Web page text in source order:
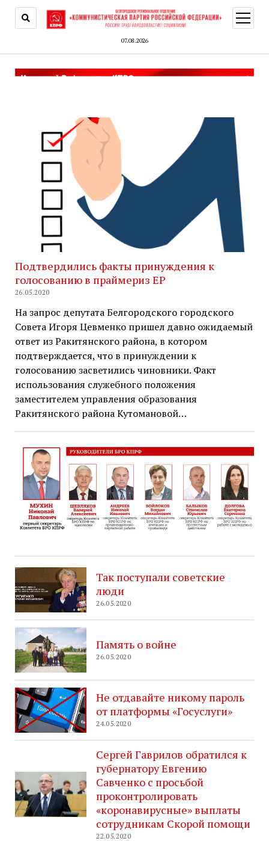
07.08.2026
меню
Белгородское
региональное
отделение
КПРФ
Подтвердились факты принуждения к
голосованию в праймериз ЕР
26.05.2020
На запрос депутата Белгородского городского
Совета Игоря Цевменко пришел давно ожидаемый
ответ из Ракитянского района, в котором
подтверждается, что в принуждении к
голосованию засветились чиновники. Факт
использования служебного положения
заместителем управления образования
Ракитянского района Кутомановой…
Так поступали советские
люди
26.05.2020
Память о войне
26.05.2020
Не отдавайте никому пароль
от платформы «Госуслуги»
24.05.2020
Сергей Гаврилов обратился к
губернатору Евгению
Савченко с просьбой
проконтролировать
«коронавирусные» выплаты
сотрудникам Скорой помощи
22.05.2020